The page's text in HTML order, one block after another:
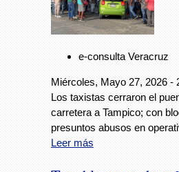
e-consulta Veracruz
Miércoles, Mayo 27, 2026 -
Los taxistas cerraron el
carretera a Tampico; con
presuntos abusos en
Leer más